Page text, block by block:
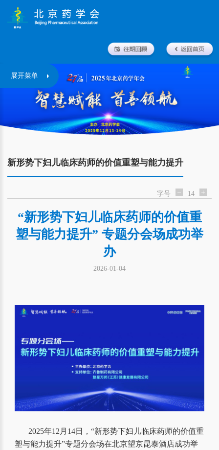
展开菜单
新形势下妇儿临床药师的价值重塑与能力提升
字号 14
“新形势下妇儿临床药师的价值重
塑与能力提升” 专题分会场成功举
办
2026-01-04
2025年12月14日，“新形势下妇儿临床药师的价值重
塑与能力提升”专题分会场在北京望京昆泰酒店成功举